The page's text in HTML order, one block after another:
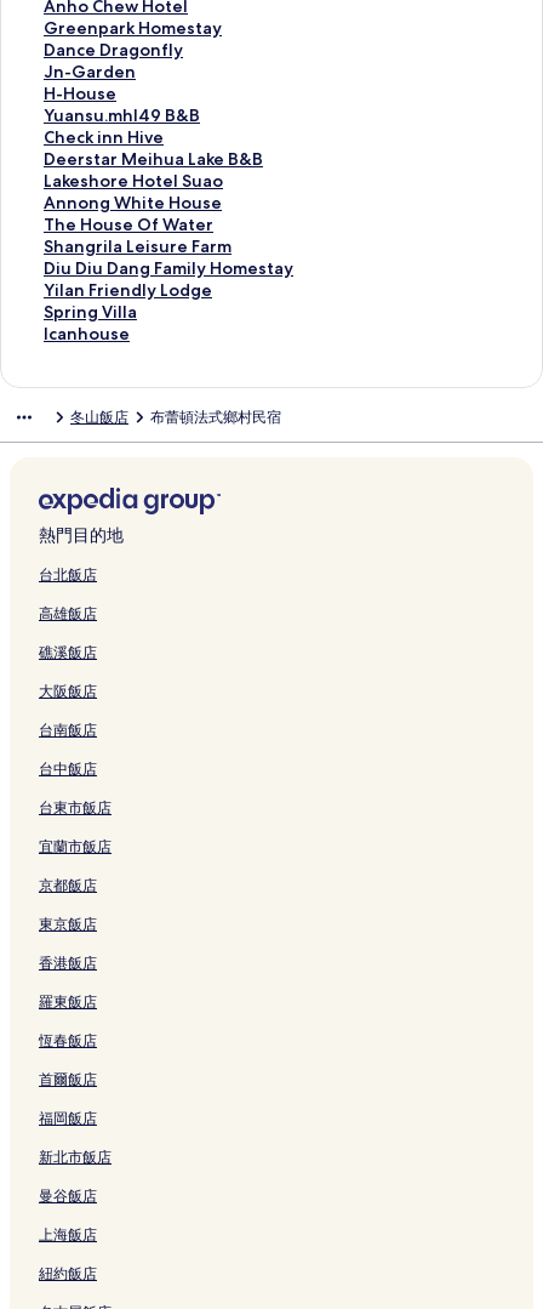
e
C
o
r
n
e
r
B
&
B
的
連
結
-
J
I
H
o
u
s
e
的
連
結
r
H
o
u
s
e
的
連
結
N
a
t
u
r
e
B
&
B
的
連
結
h
o
r
e
H
o
t
e
l
Y
i
l
a
n
的
連
i
s
e
B
e
d
a
n
d
B
r
e
a
k
f
a
連
結
M
o
m
e
n
t
H
o
t
e
l
Y
i
l
a
n
k
h
o
r
e
連
a
r
D
e
c
o
R
e
s
o
r
t
的
連
結
u
Y
i
B
&
B
的
連
結
Anho Chew Hotel
A
n
h
o
C
h
e
w
H
o
t
e
l
的
連
結
Greenpark Homestay
G
r
e
e
n
p
a
r
k
H
o
m
e
s
t
連
結
Dance Dragonfly
D
a
n
c
e
D
r
a
g
o
n
f
l
y
Jn-Garden
J
n
-
G
a
r
d
e
n
的
連
結
H-House
H
-
H
o
u
s
e
的
連
結
Yuansu.mhl49 B&B
Y
u
a
n
s
u
.
m
h
l
4
的
Check inn Hive
C
h
e
c
k
i
n
n
H
i
連
結
Deerstar Meihua Lake B&B
D
e
e
r
s
t
a
r
M
a
k
e
B
&
的
結
Lakeshore Hotel Suao
L
a
k
e
s
h
o
r
e
u
a
o
的
結
Annong White House
A
n
n
o
n
g
W
H
s
e
的
連
The House Of Water
T
h
e
H
o
u
W
e
r
的
連
Shangrila Leisure Farm
S
h
a
n
g
L
s
u
r
e
a
m
的
連
結
Diu Diu Dang Family Homestay
D
i
u
D
n
a
m
i
l
H
m
e
s
t
y
連
結
Yilan Friendly Lodge
Y
i
l
i
d
l
y
L
d
e
的
連
結
Spring Villa
S
p
V
l
a
的
連
Icanhouse
I
o
e
的
連
結
冬山飯店 布蕾頓法式鄉村民宿
熱門目的地
台北飯店
高雄飯店
礁溪飯店
大阪飯店
台南飯店
台中飯店
台東市飯店
宜蘭市飯店
京都飯店
東京飯店
香港飯店
羅東飯店
恆春飯店
首爾飯店
福岡飯店
新北市飯店
曼谷飯店
上海飯店
紐約飯店